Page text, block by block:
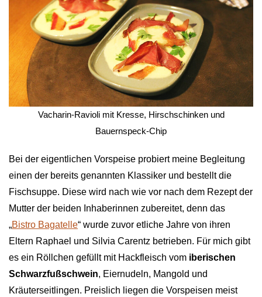
Bauernspeck-Chip
Bei der eigentlichen Vorspeise probiert meine Begleitung
einen der bereits genannten Klassiker und bestellt die
Fischsuppe. Diese wird nach wie vor nach dem Rezept der
Mutter der beiden Inhaberinnen zubereitet, denn das
„Bistro Bagatelle“ wurde zuvor etliche Jahre von ihren
Eltern Raphael und Silvia Carentz betrieben. Für mich gibt
es ein Röllchen gefüllt mit Hackfleisch vom iberischen
Schwarzfußschwein, Eiernudeln, Mangold und
Kräuterseitlingen. Preislich liegen die Vorspeisen meist